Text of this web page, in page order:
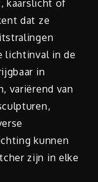
kaarslicht of
dat ze
lichtinval in de
in
variërend van
kunnen
zijn in elke